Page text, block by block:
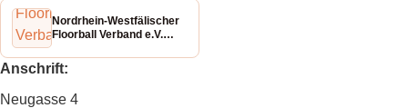
Nordrhein-Westfälischer
Floorball Verband e.V.
Anschrift:
Neugasse 4